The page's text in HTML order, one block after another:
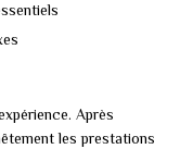
Après
les prestations